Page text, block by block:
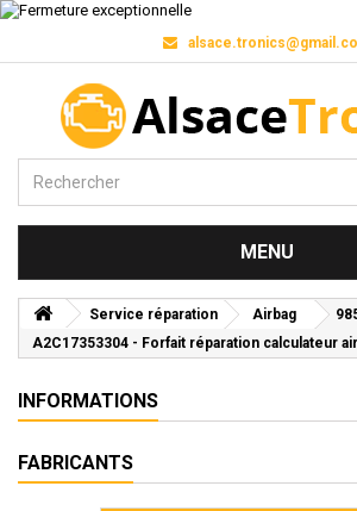
MENU
Service réparation Airbag
A2C17353304 - Forfait réparation calculateur
INFORMATIONS
FABRICANTS